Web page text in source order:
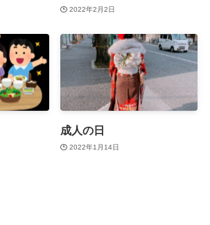
2022年2月2日
成人の日
2022年1月14日